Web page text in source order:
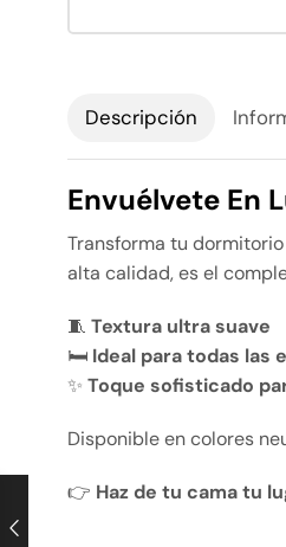
Descripción
Envuélvete En
Transforma tu
alta calidad, es el
🧵 Textura ultra suave
🛏️ Ideal para todas las
✨ Toque sofisticado
Disponible en colores
👉 Haz de tu cama tu